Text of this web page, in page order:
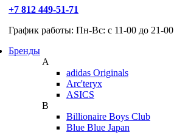
+7 812 449-51-71
График работы: Пн-Вс: с 11-00 до 21-00
Бренды
A
adidas Originals
Arc'teryx
ASICS
B
Billionaire Boys Club
Blue Blue Japan